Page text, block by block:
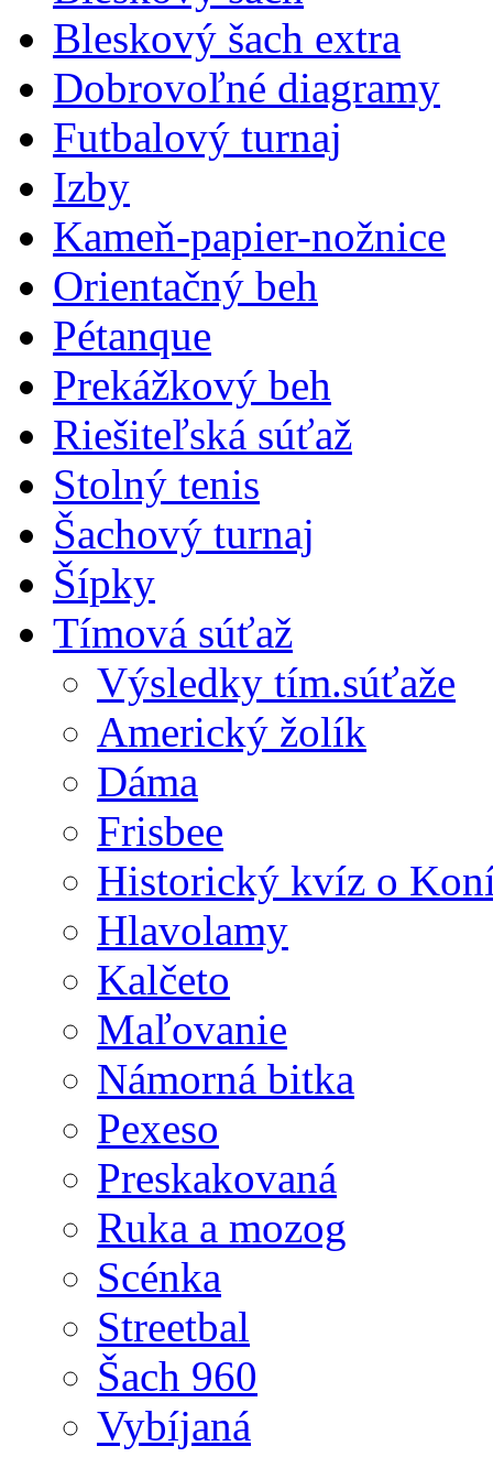
Bleskový šach extra
Dobrovoľné diagramy
Futbalový turnaj
Izby
Kameň-papier-nožnice
Orientačný beh
Pétanque
Prekážkový beh
Riešiteľská súťaž
Stolný tenis
Šachový turnaj
Šípky
Tímová súťaž
Výsledky tím.súťaže
Americký žolík
Dáma
Frisbee
Historický kvíz o
Hlavolamy
Kalčeto
Maľovanie
Námorná bitka
Pexeso
Preskakovaná
Ruka a mozog
Scénka
Streetbal
Šach 960
Vybíjaná